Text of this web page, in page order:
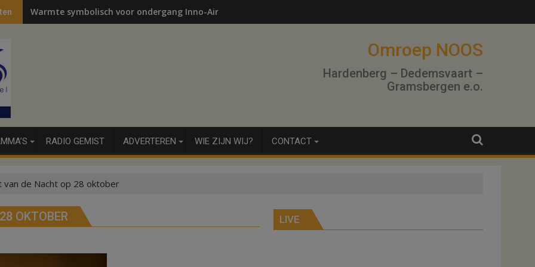
Warmte symbolisch voor ondergang Inno-Air
Omroep NOOS
Hardenberg – Dedemsvaart –
Gramsbergen e.o.
RADIO GEMIST ADVERTEREN WIE ZIJN WIJ? CONTACT
van de Nacht op 28 oktober
OKTOBER LIVE